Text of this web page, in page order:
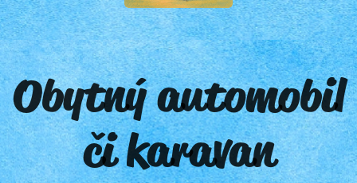
Obytný automobil
či karavan